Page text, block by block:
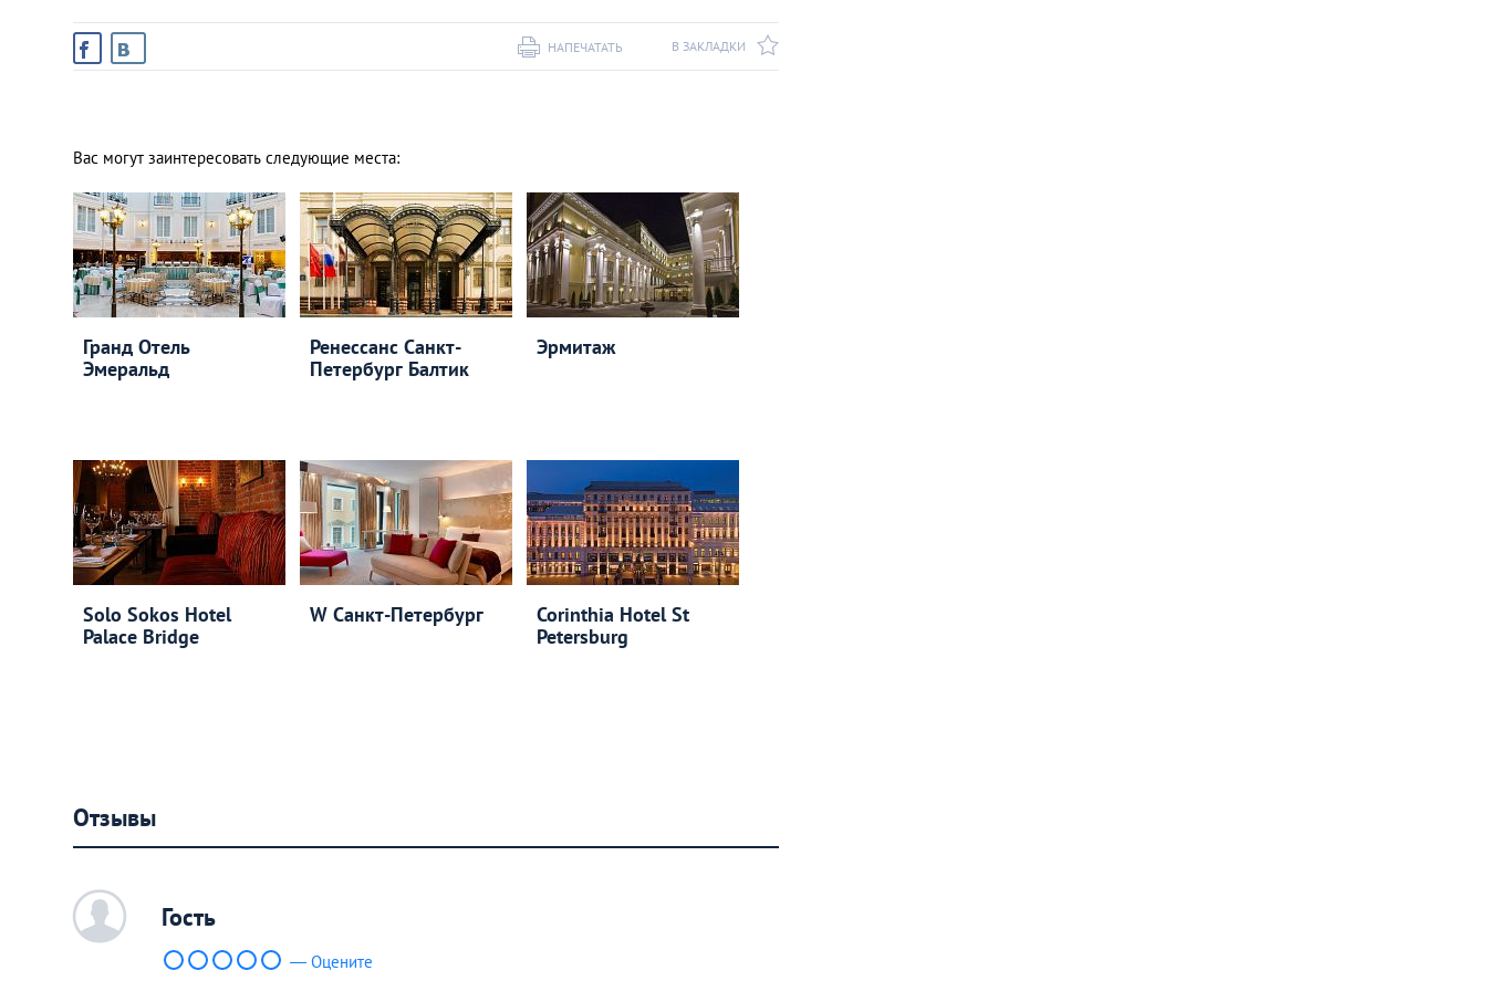
В ЗАКЛАДКИ
НАПЕЧАТАТЬ
Вас могут заинтересовать следующие места:
Гранд Отель
Эмеральд
Ренессанс Санкт-
Петербург Балтик
Эрмитаж
Solo Sokos Hotel
Palace Bridge
W Cанкт-Петербург
Corinthia Hotel St
Petersburg
Отзывы
c Гость
— Оцените